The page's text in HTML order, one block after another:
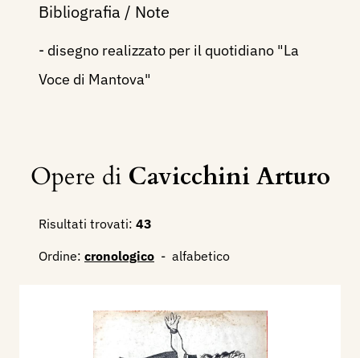
Bibliografia / Note
- disegno realizzato per il quotidiano "La
Voce di Mantova"
Opere di Cavicchini Arturo
Risultati trovati: 43
Ordine: cronologico - alfabetico